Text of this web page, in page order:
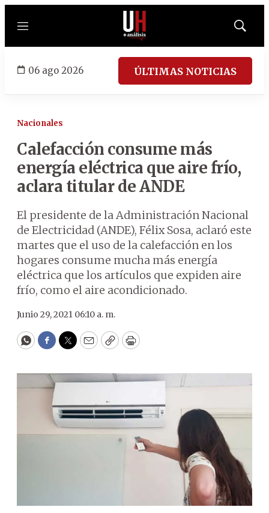
Menú
Mostrar
06 ago 2026 ÚLTIMAS NOTICIAS
Nacionales
Calefacción consume más
energía eléctrica que aire frío,
aclara titular de ANDE
El presidente de la Administración Nacional
de Electricidad (ANDE), Félix Sosa, aclaró este
martes que el uso de la calefacción en los
hogares consume mucha más energía
eléctrica que los artículos que expiden aire
frío, como el aire acondicionado.
Junio 29, 2021 06:10 a. m.
WhatsApp
Facebook
Twitter
EmailCopyPrint